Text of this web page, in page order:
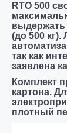
RTO 500
выдержать
(до 500
так как
заявлена
Комплект
картона.
плотный